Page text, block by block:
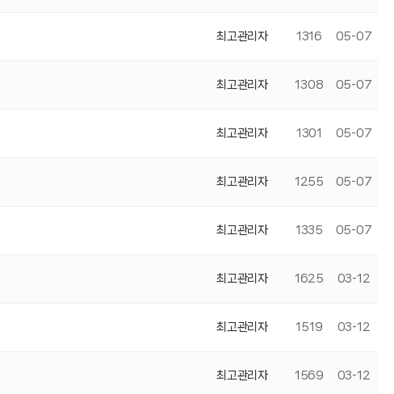
최고관리자 1316 05-07
최고관리자 1308 05-07
최고관리자 1301 05-07
최고관리자 1255 05-07
최고관리자 1335 05-07
최고관리자 1625 03-12
최고관리자 1519 03-12
최고관리자 1569 03-12